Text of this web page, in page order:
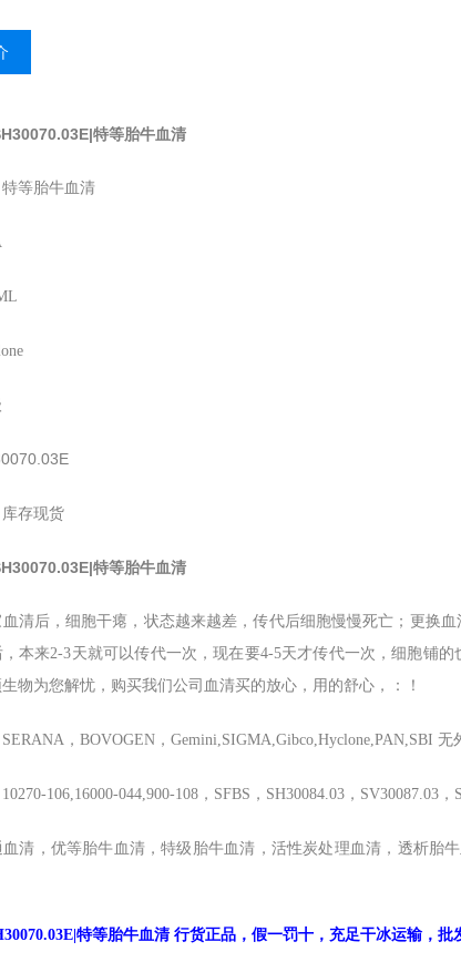
特等胎牛血清
等胎牛血清
存现货
|特等胎牛血清
血清后，细胞干瘪，状态越来越差，传代后细胞慢慢死亡；更换
，本来2-3天就可以传代一次，现在要4-5天才传代一次，细胞铺
物为您解忧，购买我们公司血清买的放心，用的舒心，：！
，BOVOGEN，Gemini,SIGMA,Gibco,Hyclone,PAN,SBI 无
106,16000-044,900-108，SFBS，SH30084.03，SV30087.03，
清，优等胎牛血清，特级胎牛血清，活性炭处理血清，透析胎
特等胎牛血清行货正品，假一罚十，充足干冰运输，批